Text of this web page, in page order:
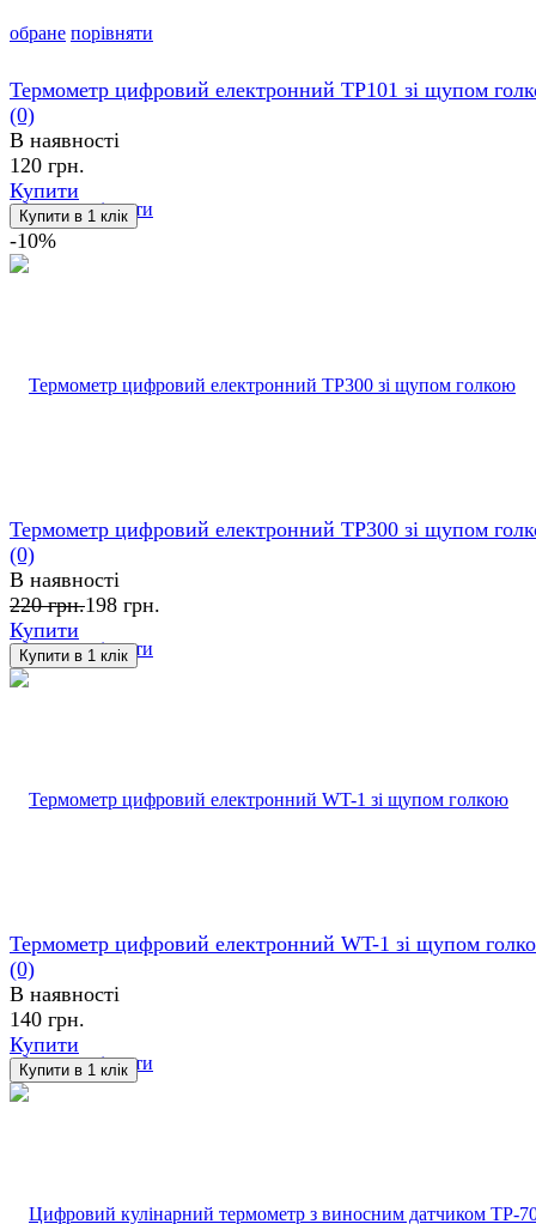
обране порівняти
обране порівняти
Термометр цифровий електронний TP101 зі щупом
(0)
В наявності
120 грн.
Купити
-10%
обране порівняти
Термометр цифровий електронний TP300 зі щупом
(0)
В наявності
220 грн.198 грн.
Купити
обране порівняти
Термометр цифровий електронний WT-1 зі щупом
(0)
В наявності
140 грн.
Купити